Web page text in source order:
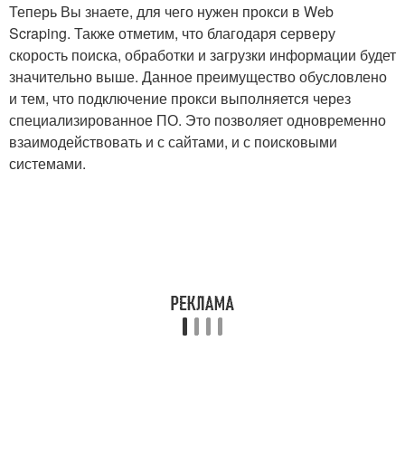
Теперь Вы знаете, для чего нужен прокси в Web
Scraping. Также отметим, что благодаря серверу
скорость поиска, обработки и загрузки информации будет
значительно выше. Данное преимущество обусловлено
и тем, что подключение прокси выполняется через
специализированное ПО. Это позволяет одновременно
взаимодействовать и с сайтами, и с поисковыми
системами.